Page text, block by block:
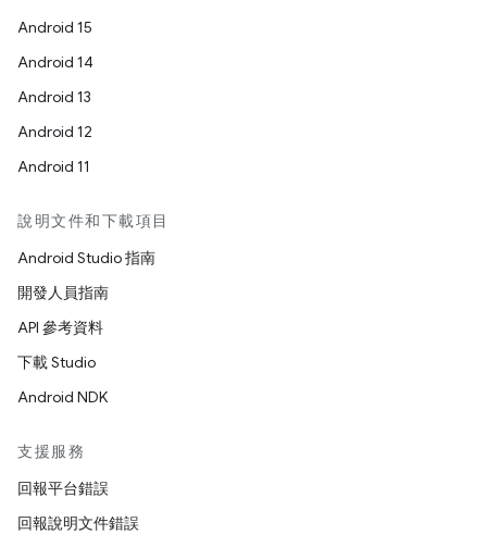
Android 15
Android 14
Android 13
Android 12
Android 11
說明文件和下載項目
Android Studio 指南
開發人員指南
API 參考資料
下載 Studio
Android NDK
支援服務
回報平台錯誤
回報說明文件錯誤